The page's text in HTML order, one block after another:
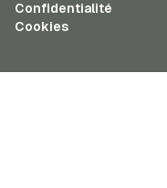
Confidentialité
Cookies